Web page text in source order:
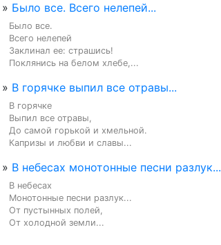
» Было все. Всего нелепей...
Было все.
Всего нелепей
Заклинал ее: страшись!
Поклянись на белом хлебе,...
» В горячке выпил все отравы...
В горячке
Выпил все отравы,
До самой горькой и хмельной.
Капризы и любви и славы...
» В небесах монотонные песни разлук...
В небесах
Монотонные песни разлук...
От пустынных полей,
От холодной земли...